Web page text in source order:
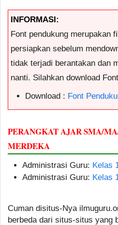
INFORMASI:
Font pendukung merupakan
persiapkan sebelum
tidak terjadi berantakan dan
nanti. Silahkan download
Download : Font
PERANGKAT AJAR SMA/
MERDEKA
Administrasi Guru: Kelas
Administrasi Guru: Kelas
Cuman disitus-Nya
berbeda dari situs-situs yang